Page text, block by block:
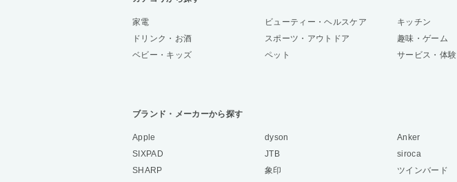
家電 ビューティー・ヘルスケア キッチン
ドリンク・お酒
スポーツ・アウトドア 趣味・ゲーム
ベビー・キッズ
ペット サービス・体験
ブランド・メーカーから探す
Apple dyson Anker
SIXPAD
JTB siroca
SHARP
象印 ツインバード